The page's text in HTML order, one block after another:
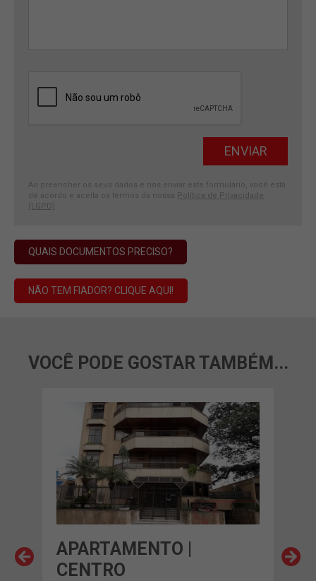
Ao preencher os seus dados e nos enviar este formulário, você está
de acordo e aceita os termos da nossa Política de Privacidade
(LGPD)
QUAIS DOCUMENTOS PRECISO?
NÃO TEM FIADOR? CLIQUE AQUI!
VOCÊ PODE GOSTAR TAMBÉM...
APARTAMENTO |
CENTRO